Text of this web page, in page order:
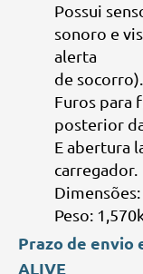
Possui
sonoro e
alerta
de socorro).
Furos para
posterior
E abertura
carregador.
Peso:
Prazo de envio
ALIVE